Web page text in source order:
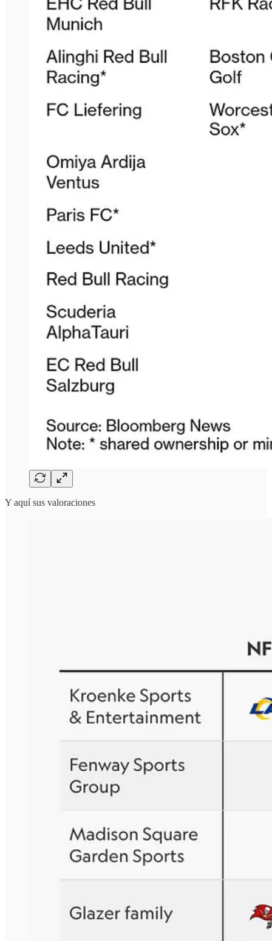
Y aquí sus valoraciones